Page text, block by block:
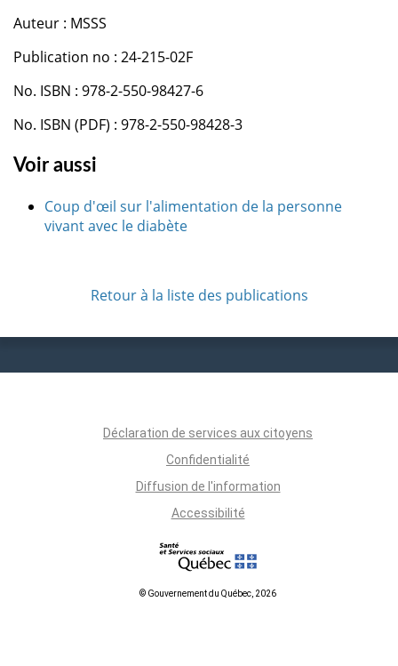
Auteur : MSSS
Publication no : 24-215-02F
No. ISBN : 978-2-550-98427-6
No. ISBN (PDF) : 978-2-550-98428-3
Voir aussi
Coup d'œil sur l'alimentation de la personne
vivant avec le diabète
Retour à la liste des publications
Déclaration de services aux citoyens
Confidentialité
Diffusion de l'information
Accessibilité
© Gouvernement du Québec, 2026